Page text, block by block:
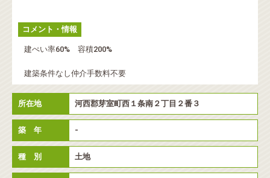
コメント・情報
建ぺい率60% 容積200%
建築条件なし仲介手数料不要
所在地 河西郡芽室町西１条南２丁目２番３
築 年 -
種 別 土地